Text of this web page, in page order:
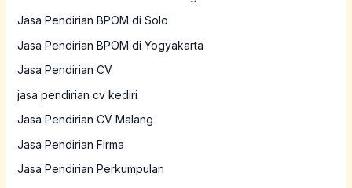
Jasa Pendirian BPOM di Solo
Jasa Pendirian BPOM di Yogyakarta
Jasa Pendirian CV
jasa pendirian cv kediri
Jasa Pendirian CV Malang
Jasa Pendirian Firma
Jasa Pendirian Perkumpulan